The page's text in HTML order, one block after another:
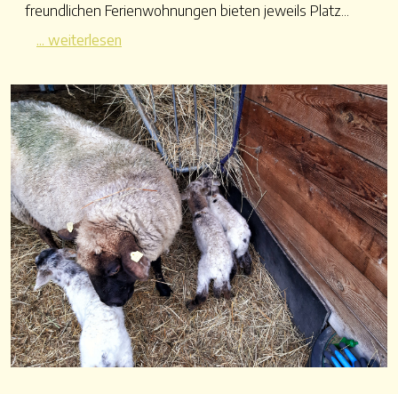
freundlichen Ferienwohnungen bieten jeweils Platz...
... weiterlesen